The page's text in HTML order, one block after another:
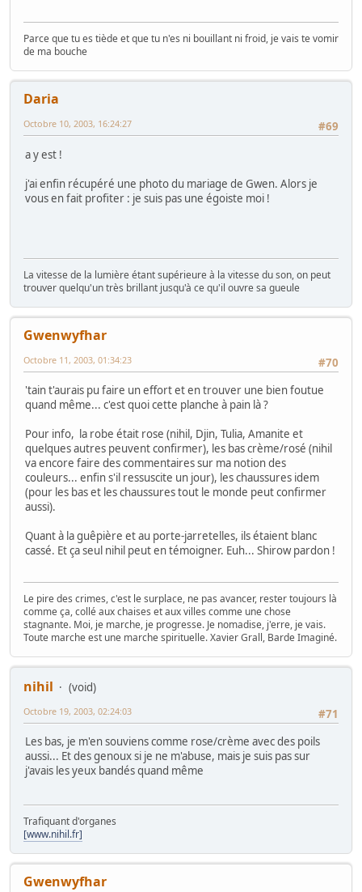
Parce que tu es tiède et que tu n'es ni bouillant ni froid, je vais te vomir
de ma bouche
Daria
#69
Octobre 10, 2003, 16:24:27
a y est !
j'ai enfin récupéré une photo du mariage de Gwen. Alors je
vous en fait profiter : je suis pas une égoiste moi !
La vitesse de la lumière étant supérieure à la vitesse du son, on peut
trouver quelqu'un très brillant jusqu'à ce qu'il ouvre sa gueule
Gwenwyfhar
#70
Octobre 11, 2003, 01:34:23
'tain t'aurais pu faire un effort et en trouver une bien foutue
quand même... c'est quoi cette planche à pain là ?
Pour info, la robe était rose (nihil, Djin, Tulia, Amanite et
quelques autres peuvent confirmer), les bas crème/rosé (nihil
va encore faire des commentaires sur ma notion des
couleurs... enfin s'il ressuscite un jour), les chaussures idem
(pour les bas et les chaussures tout le monde peut confirmer
aussi).
Quant à la guêpière et au porte-jarretelles, ils étaient blanc
cassé. Et ça seul nihil peut en témoigner. Euh... Shirow pardon !
Le pire des crimes, c'est le surplace, ne pas avancer, rester toujours là
comme ça, collé aux chaises et aux villes comme une chose
stagnante. Moi, je marche, je progresse. Je nomadise, j'erre, je vais.
Toute marche est une marche spirituelle. Xavier Grall, Barde Imaginé.
nihil
(void)
#71
Octobre 19, 2003, 02:24:03
Les bas, je m'en souviens comme rose/crème avec des poils
aussi... Et des genoux si je ne m'abuse, mais je suis pas sur
j'avais les yeux bandés quand même
Trafiquant d'organes
[www.nihil.fr]
Gwenwyfhar